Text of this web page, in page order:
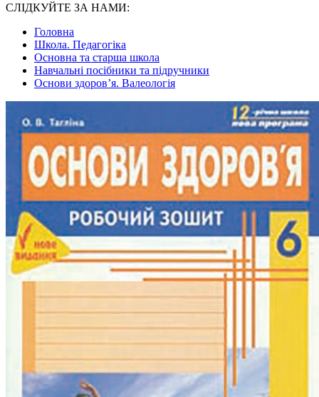
СЛІДКУЙТЕ ЗА НАМИ:
Головна
Школа. Педагогіка
Основна та старша школа
Навчальні посібники та підручники
Основи здоров’я. Валеологія